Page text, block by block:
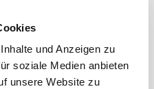
und Anzeigen zu
soziale Medien anbieten
unsere Website zu